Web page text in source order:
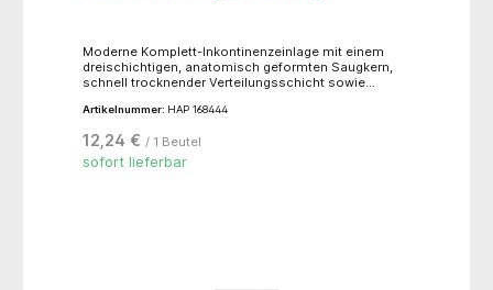
Moderne Komplett-Inkontinenzeinlage mit einem
dreischichtigen, anatomisch geformten Saugkern,
schnell trocknender Verteilungsschicht sowie
elastischen Fäden im Schrittbereich, Folienrückseite
Saugkerns sorgt MoliCare® Form für einen
maximalen Auslaufschutz durch hohe Saug- und
Artikelnummer: HAP 168444
12,24 € / 1 Beutel
sofort lieferbar